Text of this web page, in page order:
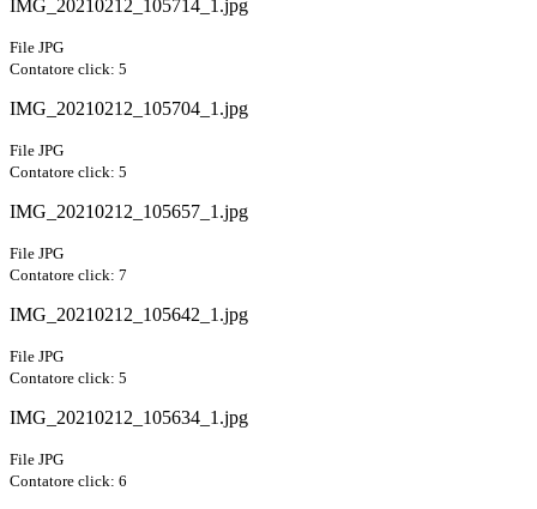
IMG_20210212_105714_1.jpg
File JPG
Contatore click: 5
IMG_20210212_105704_1.jpg
File JPG
Contatore click: 5
IMG_20210212_105657_1.jpg
File JPG
Contatore click: 7
IMG_20210212_105642_1.jpg
File JPG
Contatore click: 5
IMG_20210212_105634_1.jpg
File JPG
Contatore click: 6